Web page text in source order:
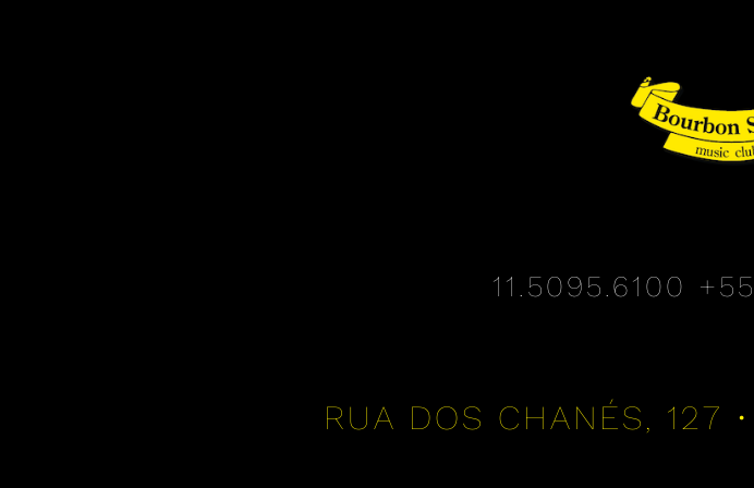
11.5095.6100
RUA DOS CHANÉS, 127